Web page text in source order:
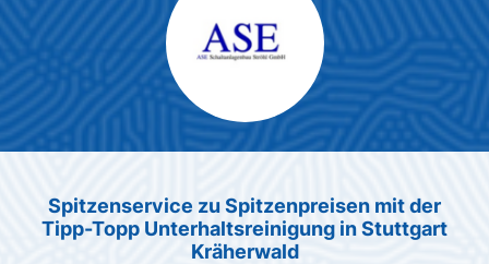
Max Mustermann
Spitzenservice zu Spitzenpreisen mit der
Tipp-Topp Unterhaltsreinigung in Stuttgart
Kräherwald